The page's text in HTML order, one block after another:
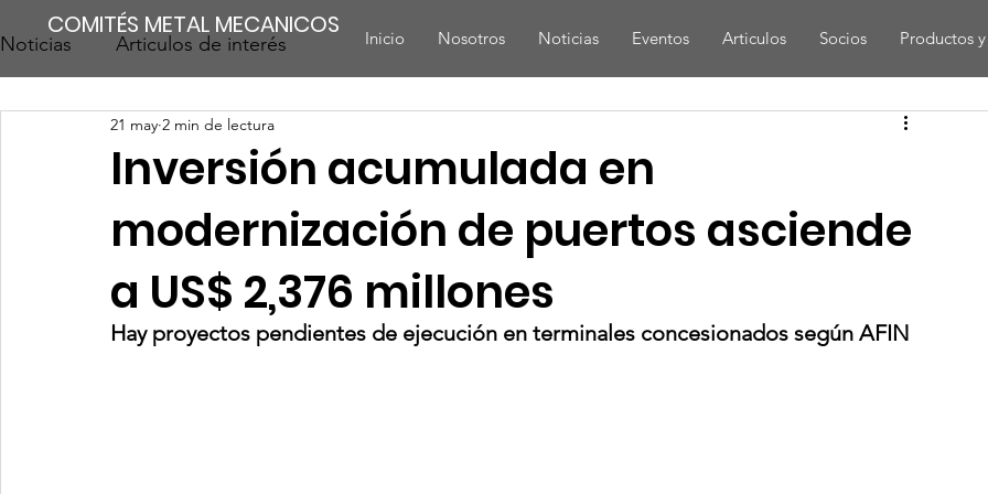
COMITÉS METAL MECANICOS Inicio Nosotros Noticias Eventos Articulos Socios Productos
Noticias Articulos de interés
Inversión acumulada en
modernización de puertos asciende
a US$ 2,376 millones
21 may 2 min de lectura
Hay proyectos pendientes de ejecución en terminales concesionados según AFIN